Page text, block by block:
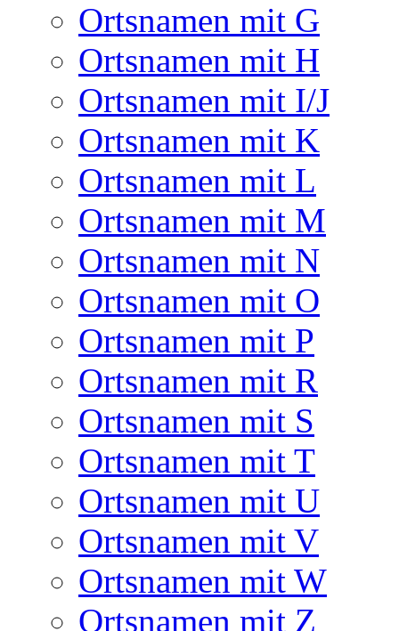
Ortsnamen mit G
Ortsnamen mit H
Ortsnamen mit I/J
Ortsnamen mit K
Ortsnamen mit L
Ortsnamen mit M
Ortsnamen mit N
Ortsnamen mit O
Ortsnamen mit P
Ortsnamen mit R
Ortsnamen mit S
Ortsnamen mit T
Ortsnamen mit U
Ortsnamen mit V
Ortsnamen mit W
Ortsnamen mit Z